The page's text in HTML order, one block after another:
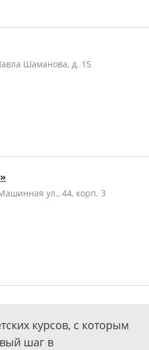
Шаманова, д. 15
ул., 44, корп. 3
курсов, с которым
шаг в